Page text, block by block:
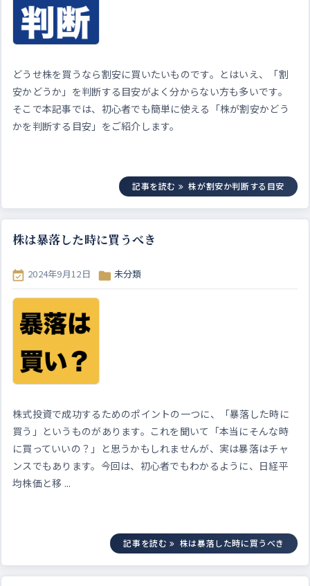
どうせ株を買うなら割安に買いたいものです。とはいえ、「割
安かどうか」を判断する目安がよく分からない方も多いです。
そこで本記事では、初心者でも簡単に使える「株が割安かどう
かを判断する目安」をご紹介します。
記事を読む 株が割安か判断する目安
株は暴落した時に買うべき
 2024年9月12日  未分類
株式投資で成功するためのポイントの一つに、「暴落した時に
買う」というものがあります。これを聞いて「本当にそんな時
に買っていいの？」と思うかもしれませんが、実は暴落はチャ
ンスでもあります。今回は、初心者でもわかるように、日経平
均株価と移 ...
記事を読む 株は暴落した時に買うべき